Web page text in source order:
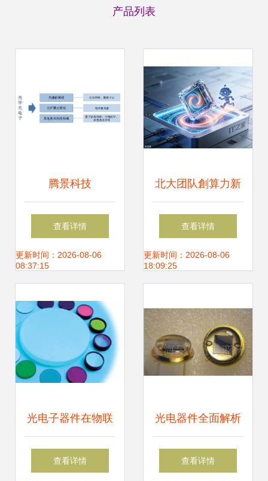
产品列表
腾景科技
（787195）申购指
南 时间节奏、上市
查看详情
更新时间：2026-08-06
08:37:15
北大团队創算力新
紀元 全新计算架构
破解后摩尔时代光
查看详情
更新时间：2026-08-06
18:09:25
光电子器件在物联
网与传感技术中的
查看详情
光电器件全面解析
从光电池走向光电
查看详情